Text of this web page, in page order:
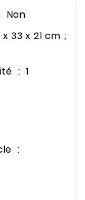
par le fabricant ‏ : ‎ Non
1
: